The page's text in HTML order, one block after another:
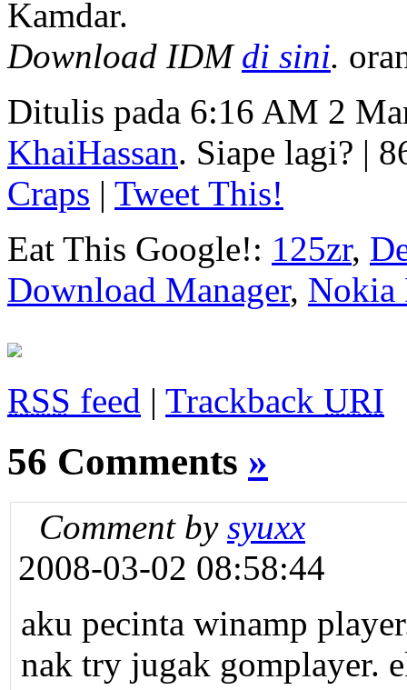
Kamdar.
Download IDMdi sini.
Ditulis pada 6:16 AM 2
KhaiHassan. Siape lagi? |
Craps | Tweet This!
Eat This Google!: 125zr,
Download Manager, Nokia
RSS feed | Trackback URI
56 Comments »
Comment by syuxx
2008-03-02 08:58:44
aku pecinta winamp
nak try jugak gomplayer.